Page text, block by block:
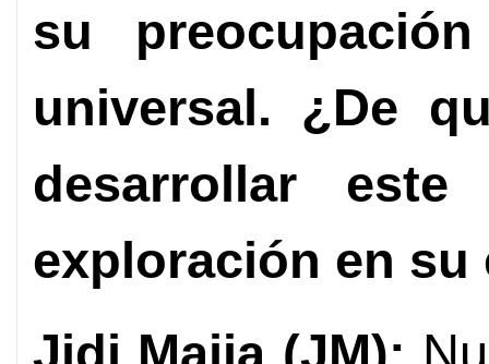
su
universal. ¿De
desarrollar
exploración en
Jidi Majia (JM):